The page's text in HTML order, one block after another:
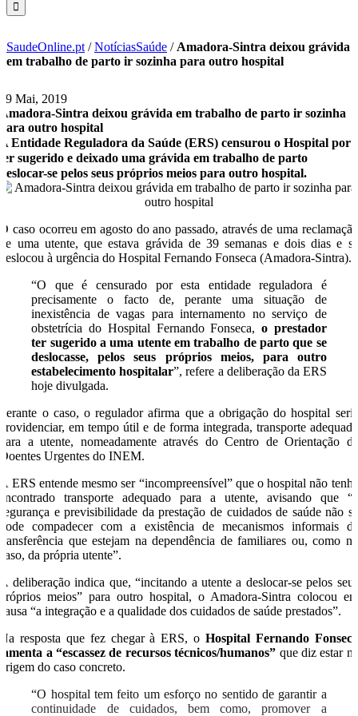
SaudeOnline.pt /NotíciasSaúde / Amadora-Sintra deixou grávida
em trabalho de parto ir sozinha para outro hospital
29 Mai, 2019
Amadora-Sintra deixou grávida em trabalho de parto ir sozinha
para outro hospital
A Entidade Reguladora da Saúde (ERS) censurou o Hospital por
ter sugerido e deixado uma grávida em trabalho de parto
deslocar-se pelos seus próprios meios para outro hospital.
O caso ocorreu em agosto do ano passado, através de uma reclamação
de uma utente, que estava grávida de 39 semanas e dois dias e se
deslocou à urgência do Hospital Fernando Fonseca (Amadora-Sintra).
“O que é censurado por esta entidade reguladora é
precisamente o facto de, perante uma situação de
inexistência de vagas para internamento no serviço de
obstetrícia do Hospital Fernando Fonseca, o prestador
ter sugerido a uma utente em trabalho de parto que se
deslocasse, pelos seus próprios meios, para outro
estabelecimento hospitalar”, refere a deliberação da ERS
hoje divulgada.
Perante o caso, o regulador afirma que a obrigação do hospital seria
providenciar, em tempo útil e de forma integrada, transporte adequado
para a utente, nomeadamente através do Centro de Orientação de
Doentes Urgentes do INEM.
A ERS entende mesmo ser “incompreensível” que o hospital não tenha
encontrado transporte adequado para a utente, avisando que “a
segurança e previsibilidade da prestação de cuidados de saúde não se
pode compadecer com a existência de mecanismos informais de
transferência que estejam na dependência de familiares ou, como no
caso, da própria utente”.
A deliberação indica que, “incitando a utente a deslocar-se pelos seus
próprios meios” para outro hospital, o Amadora-Sintra colocou em
causa “a integração e a qualidade dos cuidados de saúde prestados”.
Na resposta que fez chegar à ERS, o Hospital Fernando Fonseca
lamenta a “escassez de recursos técnicos/humanos” que diz estar na
origem do caso concreto.
“O hospital tem feito um esforço no sentido de garantir a
continuidade de cuidados, bem como, promover a